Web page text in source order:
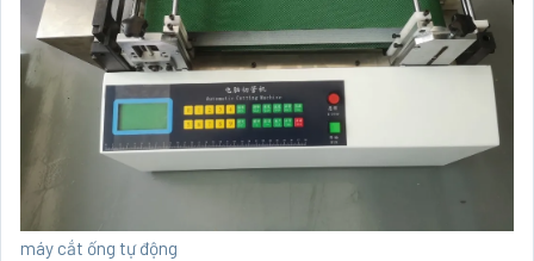
máy cắt ống tự động